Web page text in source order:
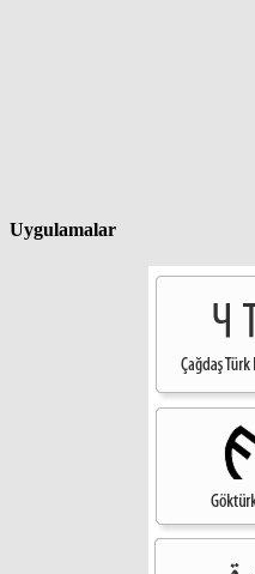
Uygulamalar